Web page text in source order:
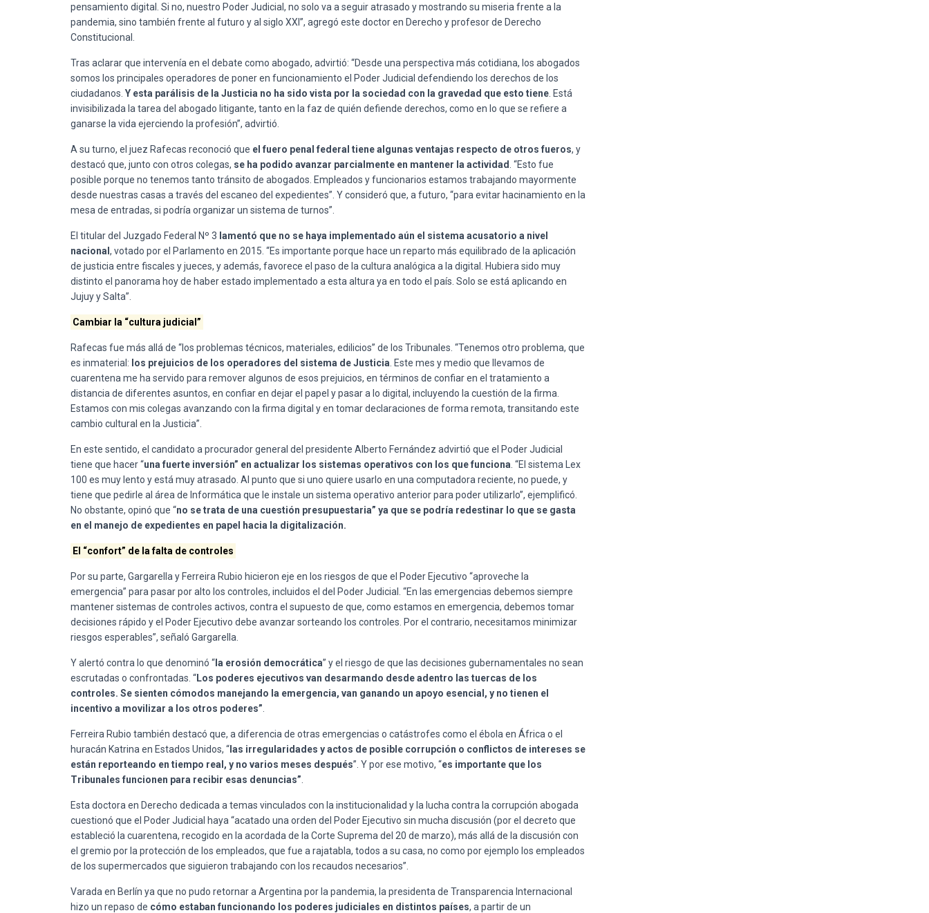
pensamiento digital. Si no, nuestro Poder Judicial, no solo va a seguir atrasado y mostrando su miseria frente a la
pandemia, sino también frente al futuro y al siglo XXI”, agregó este doctor en Derecho y profesor de Derecho
Constitucional.
Tras aclarar que intervenía en el debate como abogado, advirtió: “Desde una perspectiva más cotidiana, los abogados
somos los principales operadores de poner en funcionamiento el Poder Judicial defendiendo los derechos de los
ciudadanos. Y esta parálisis de la Justicia no ha sido vista por la sociedad con la gravedad que esto tiene . Está
invisibilizada la tarea del abogado litigante, tanto en la faz de quién defiende derechos, como en lo que se refiere a
ganarse la vida ejerciendo la profesión”, advirtió.
A su turno, el juez Rafecas reconoció que el fuero penal federal tiene algunas ventajas respecto de otros fueros, y
destacó que, junto con otros colegas, se ha podido avanzar parcialmente en mantener la actividad . “Esto fue
posible porque no tenemos tanto tránsito de abogados. Empleados y funcionarios estamos trabajando mayormente
desde nuestras casas a través del escaneo del expedientes”. Y consideró que, a futuro, “para evitar hacinamiento en la
mesa de entradas, si podría organizar un sistema de turnos”.
El titular del Juzgado Federal Nº 3 lamentó que no se haya implementado aún el sistema acusatorio a nivel
nacional , votado por el Parlamento en 2015. “Es importante porque hace un reparto más equilibrado de la aplicación
de justicia entre fiscales y jueces, y además, favorece el paso de la cultura analógica a la digital. Hubiera sido muy
distinto el panorama hoy de haber estado implementado a esta altura ya en todo el país. Solo se está aplicando en
Jujuy y Salta”.
Cambiar la “cultura judicial”
Rafecas fue más allá de “los problemas técnicos, materiales, edilicios” de los Tribunales. “Tenemos otro problema, que
es inmaterial: los prejuicios de los operadores del sistema de Justicia . Este mes y medio que llevamos de
cuarentena me ha servido para remover algunos de esos prejuicios, en términos de confiar en el tratamiento a
distancia de diferentes asuntos, en confiar en dejar el papel y pasar a lo digital, incluyendo la cuestión de la firma.
Estamos con mis colegas avanzando con la firma digital y en tomar declaraciones de forma remota, transitando este
cambio cultural en la Justicia”.
En este sentido, el candidato a procurador general del presidente Alberto Fernández advirtió que el Poder Judicial
tiene que hacer “una fuerte inversión” en actualizar los sistemas operativos con los que funciona . “El sistema Lex
100 es muy lento y está muy atrasado. Al punto que si uno quiere usarlo en una computadora reciente, no puede, y
tiene que pedirle al área de Informática que le instale un sistema operativo anterior para poder utilizarlo”, ejemplificó.
No obstante, opinó que “no se trata de una cuestión presupuestaria” ya que se podría redestinar lo que se gasta
en el manejo de expedientes en papel hacia la digitalización.
El “confort” de la falta de controles
Por su parte, Gargarella y Ferreira Rubio hicieron eje en los riesgos de que el Poder Ejecutivo “aproveche la
emergencia” para pasar por alto los controles, incluidos el del Poder Judicial. “En las emergencias debemos siempre
mantener sistemas de controles activos, contra el supuesto de que, como estamos en emergencia, debemos tomar
decisiones rápido y el Poder Ejecutivo debe avanzar sorteando los controles. Por el contrario, necesitamos minimizar
riesgos esperables”, señaló Gargarella.
Y alertó contra lo que denominó “ la erosión democrática” y el riesgo de que las decisiones gubernamentales no sean
escrutadas o confrontadas. “Los poderes ejecutivos van desarmando desde adentro las tuercas de los
controles. Se sienten cómodos manejando la emergencia, van ganando un apoyo esencial, y no tienen el
incentivo a movilizar a los otros poderes”
Ferreira Rubio también destacó que, a diferencia de otras emergencias o catástrofes como el ébola en África o el
huracán Katrina en Estados Unidos, “ las irregularidades y actos de posible corrupción o conflictos de intereses se
están reporteando en tiempo real, y no varios meses después”. Y por ese motivo, “es importante que los
Tribunales funcionen para recibir esas denuncias”
Esta doctora en Derecho dedicada a temas vinculados con la institucionalidad y la lucha contra la corrupción abogada
cuestionó que el Poder Judicial haya “acatado una orden del Poder Ejecutivo sin mucha discusión (por el decreto que
estableció la cuarentena, recogido en la acordada de la Corte Suprema del 20 de marzo), más allá de la discusión con
el gremio por la protección de los empleados, que fue a rajatabla, todos a su casa, no como por ejemplo los empleados
de los supermercados que siguieron trabajando con los recaudos necesarios”.
Varada en Berlín ya que no pudo retornar a Argentina por la pandemia, la presidenta de Transparencia Internacional
hizo un repaso de cómo estaban funcionando los poderes judiciales en distintos países, a partir de un